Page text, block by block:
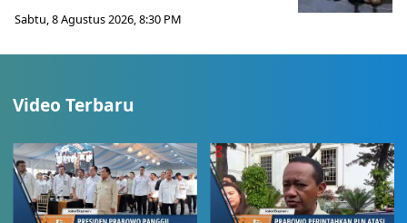
Sabtu, 8 Agustus 2026, 8:30 PM
Video Terbaru